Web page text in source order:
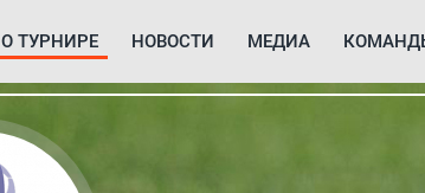
О ТУРНИРЕ НОВОСТИ МЕДИА